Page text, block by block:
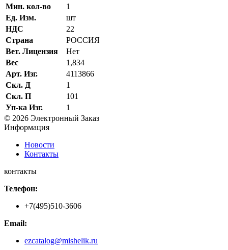
Мин. кол-во
1
Ед. Изм.
шт
НДС
22
Страна
РОССИЯ
Вет. Лицензия
Нет
Вес
1,834
Арт. Изг.
4113866
Скл. Д
1
Скл. П
101
Уп-ка Изг.
1
© 2026 Электронный Заказ
Информация
Новости
Контакты
контакты
Телефон:
+7(495)510-3606
Email:
ezcatalog@mishelik.ru